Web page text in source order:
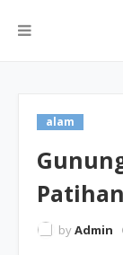
alam
byAdmin